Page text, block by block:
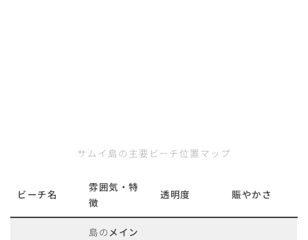
サムイ島の主要ビーチ位置マップ
ビーチ名
雰囲気・特
徴
透明度 賑やかさ
島のメイン